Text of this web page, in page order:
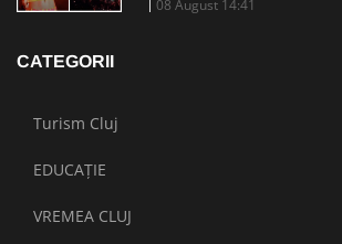
08 August 14:41
CATEGORII
Turism Cluj
EDUCAȚIE
VREMEA CLUJ